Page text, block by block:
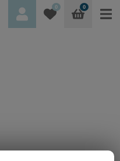
0 0